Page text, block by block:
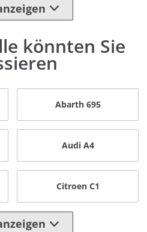
könnten Sie
Abarth 695
Audi A4
Citroen C1